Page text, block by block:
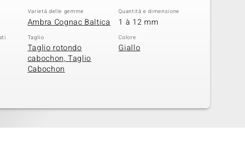
Varietà delle gemme
Ambra Cognac Baltica
Quantità e dimensione
1 à 12 mm
Taglio
Taglio rotondo
cabochon, Taglio
Cabochon
Colore
Giallo